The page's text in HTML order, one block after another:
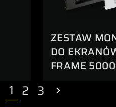
ZESTAW
DO
FRAME
1 2 3